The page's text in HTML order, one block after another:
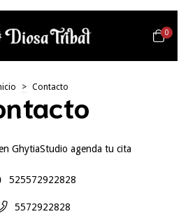
0
> Contacto
GhytiaStudio agenda tu cita
525572922828
5572922828